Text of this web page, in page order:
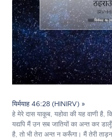
यिर्मयाह 46:28 (HINIRV) »
हे मेरे दास याकूब, यहोवा की यह वाणी
यद्यपि मैं उन सब जातियों का अन्त कर
है, तो भी तेरा अन्त न करूँगा। मैं तेरी